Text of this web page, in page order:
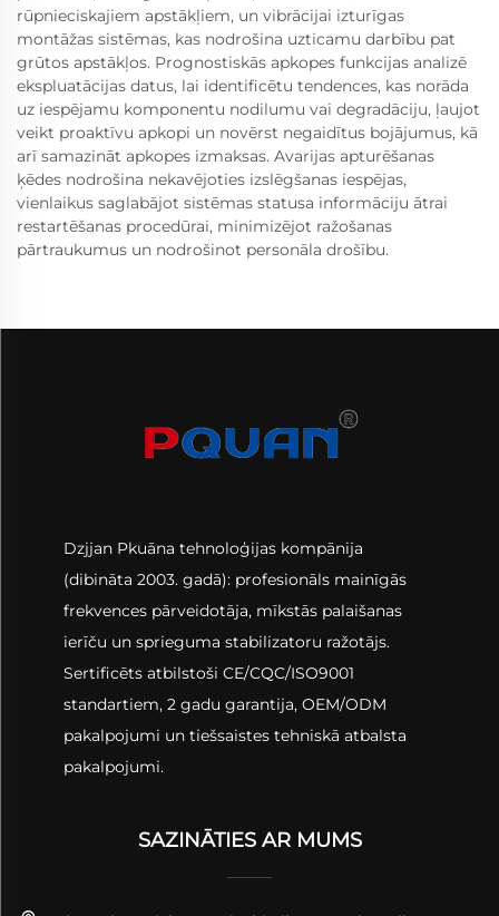
rūpnieciskajiem apstākļiem, un vibrācijai izturīgas
montāžas sistēmas, kas nodrošina uzticamu darbību pat
grūtos apstākļos. Prognostiskās apkopes funkcijas analizē
ekspluatācijas datus, lai identificētu tendences, kas norāda
uz iespējamu komponentu nodilumu vai degradāciju, ļaujot
veikt proaktīvu apkopi un novērst negaidītus bojājumus, kā
arī samazināt apkopes izmaksas. Avarijas apturēšanas
ķēdes nodrošina nekavējoties izslēgšanas iespējas,
vienlaikus saglabājot sistēmas statusa informāciju ātrai
restartēšanas procedūrai, minimizējot ražošanas
pārtraukumus un nodrošinot personāla drošību.
Dzjjan Pkuāna tehnoloģijas kompānija
(dibināta 2003. gadā): profesionāls mainīgās
frekvences pārveidotāja, mīkstās palaišanas
ierīču un sprieguma stabilizatoru ražotājs.
Sertificēts atbilstoši CE/CQC/ISO9001
standartiem, 2 gadu garantija, OEM/ODM
pakalpojumi un tiešsaistes tehniskā atbalsta
pakalpojumi.
SAZINĀTIES AR MUMS